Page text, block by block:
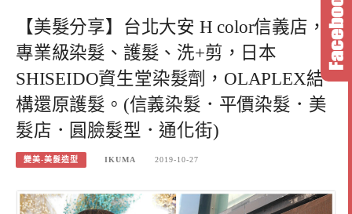
【美髮分享】台北大安 H color信義店，
專業級染髮、護髮、洗+剪，日本
SHISEIDO資生堂染髮劑，OLAPLEX結
構還原護髮。(信義染髮．平價染髮．美
髮店．圓臉髮型．通化街)
變美-美髮造型 IKUMA 2019-10-27